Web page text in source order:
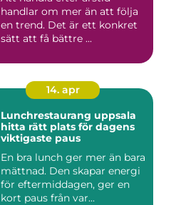
handlar om mer än att följa
en trend. Det är ett konkret
sätt att få bättre ...
14. apr
Lunchrestaurang uppsala
hitta rätt plats för dagens
viktigaste paus
En bra lunch ger mer än bara
mättnad. Den skapar energi
för eftermiddagen, ger en
kort paus från var...